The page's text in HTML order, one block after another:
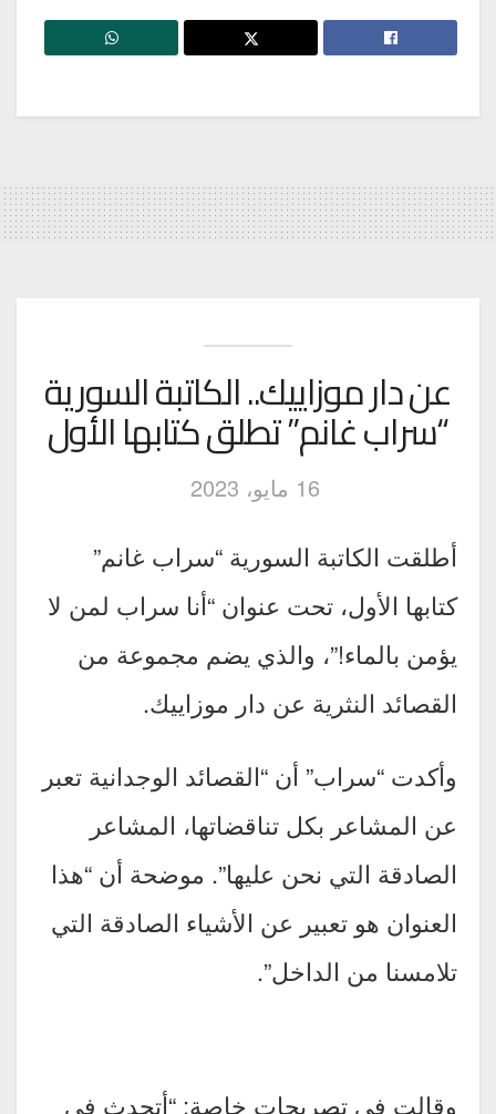
عن دار موزاييك.. الكاتبة السورية
“سراب غانم” تطلق كتابها الأول
16 مايو، 2023
أطلقت الكاتبة السورية “سراب غانم”
كتابها الأول، تحت عنوان “أنا سراب لمن لا
يؤمن بالماء!”، والذي يضم مجموعة من
القصائد النثرية عن دار موزاييك.
وأكدت “سراب” أن “القصائد الوجدانية تعبر
عن المشاعر بكل تناقضاتها، المشاعر
الصادقة التي نحن عليها”. موضحة أن “هذا
العنوان هو تعبير عن الأشياء الصادقة التي
تلامسنا من الداخل”.
وقالت في تصريحات خاصة: “أتحدث في